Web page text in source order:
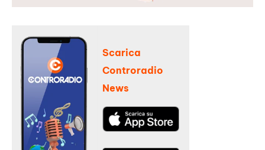
Scarica
Controradio
News